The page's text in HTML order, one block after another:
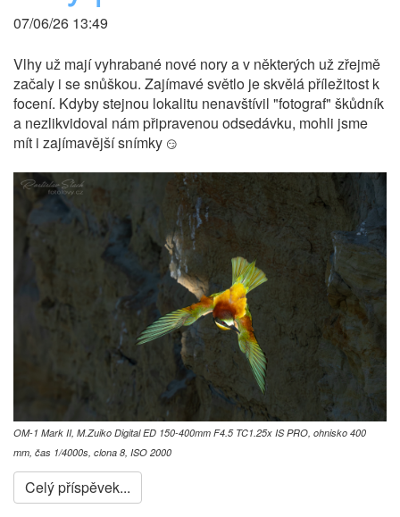
07/06/26 13:49
Vlhy už mají vyhrabané nové nory a v některých už zřejmě
začaly i se snůškou. Zajímavé světlo je skvělá příležitost k
focení. Kdyby stejnou lokalitu nenavštívil "fotograf" škůdník
a nezlikvidoval nám připravenou odsedávku, mohli jsme
mít i zajímavější snímky 😏
OM-1 Mark II, M.Zuiko Digital ED 150-400mm F4.5 TC1.25x IS PRO, ohnisko 400
mm, čas 1/4000s, clona 8, ISO 2000
Celý příspěvek...